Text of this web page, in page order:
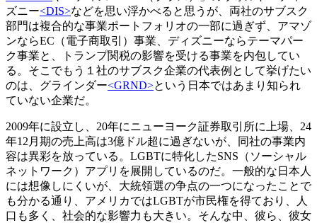
ズニー<DIS>などを思い浮かべると思うが、両社のサブスク
部門は複合的な事業ポートフォリオの一部に過ぎず、アマゾ
ンならEC（電子商取引）事業、ディズニーならテーマパー
ク事業と、トランプ関税の影響を受ける事業を内包してい
る。そこでもう１社のサブスク企業の代表例として挙げたい
のは、グラインダー<GRND>という日本ではあまり知られ
ていない企業だ。
2009年に設立し、20年にニューヨーク証券取引所に上場、24
年12月期の売上高は3億ドル超に過ぎないが、同社の事業内
容は異彩を放っている。LGBTに特化したSNS（ソーシャル
ネットワーク）アプリを展開しているのだ。一般的な日本人
には想像しにくいが、大統領選の争点の一つになったことで
も分かる通り、アメリカではLGBTが市民権を得ており、人
口も多く、社会的な影響力も大きい。そんな中、彼ら、彼女